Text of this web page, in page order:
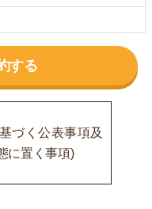
する
づく公表事項及
に置く事項)